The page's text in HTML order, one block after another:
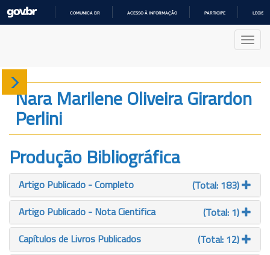
COMUNICA BR ACESSO À INFORMAÇÃO PARTICIPE
Sobre
Produção
Projetos
Gráficos
Nara Marilene Oliveira Girardon
Perlini
Produção Bibliográfica
Artigo Publicado - Completo
(Total: 183)
Artigo Publicado - Nota Cientifica
(Total: 1)
Capítulos de Livros Publicados
(Total: 12)